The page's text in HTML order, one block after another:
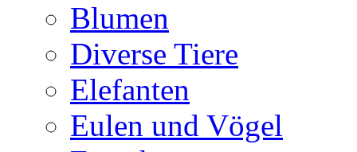
Blumen
Diverse Tiere
Elefanten
Eulen und Vögel